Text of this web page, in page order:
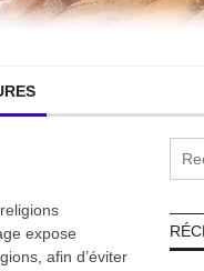
expose
afin d’éviter